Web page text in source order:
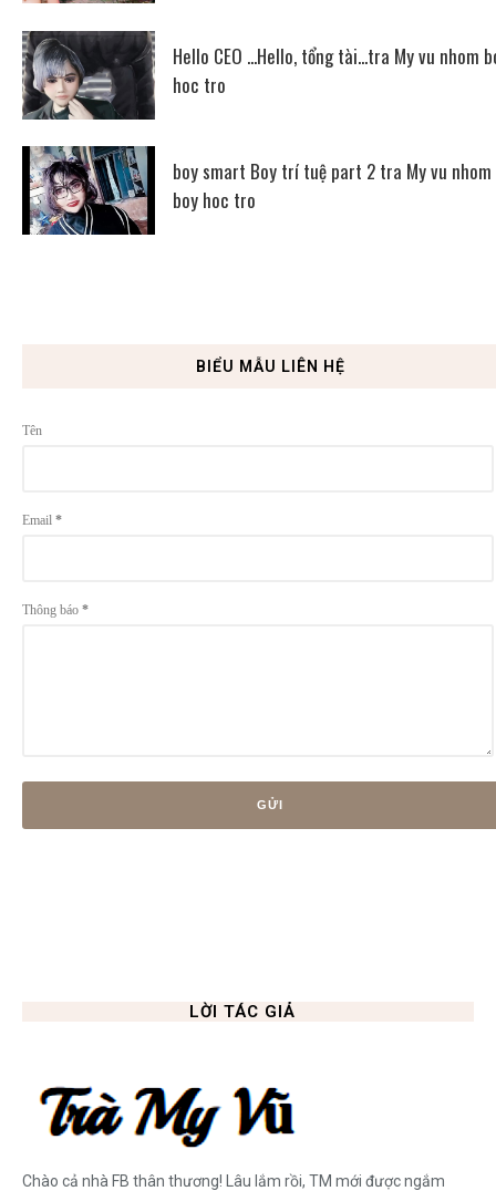
Hello CEO ...Hello, tổng tài...tra My vu nhom
hoc tro
boy smart Boy trí tuệ part 2 tra My vu nhom
boy hoc tro
BIỂU MẪU LIÊN HỆ
Tên
Email *
Thông báo *
LỜI TÁC GIẢ
Chào cả nhà FB thân thương! Lâu lắm rồi, TM mới được ngắm